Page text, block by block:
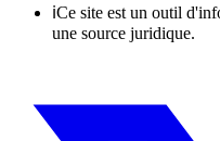
ℹCe site est un outil
une source juridique.